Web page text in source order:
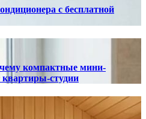
с бесплатной
компактные мини-
студии